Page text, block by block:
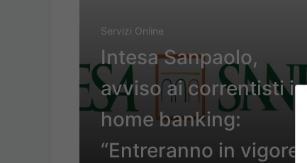
Servizi Online
Intesa Sanpaolo,
avviso ai correntisti in
home banking:
“Entreranno in vigore il